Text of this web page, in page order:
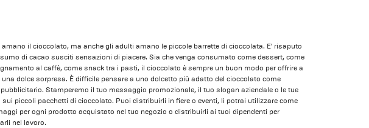
amano il cioccolato, ma anche gli adulti amano le piccole barrette di cioccolata. E' risaputo
di cacao susciti sensazioni di piacere. Sia che venga consumato come dessert, come
al caffè, come snack tra i pasti, il cioccolato è sempre un buon modo per offrire a
dolce sorpresa. È difficile pensare a uno dolcetto più adatto del cioccolato come
Stamperemo il tuo messaggio promozionale, il tuo slogan aziendale o le tue
piccoli pacchetti di cioccolato. Puoi distribuirli in fiere o eventi, li potrai utilizzare come
per ogni prodotto acquistato nel tuo negozio o distribuirli ai tuoi dipendenti per
nel lavoro.